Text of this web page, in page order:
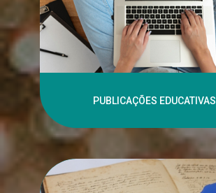
PUBLICAÇÕES EDUCATIVAS